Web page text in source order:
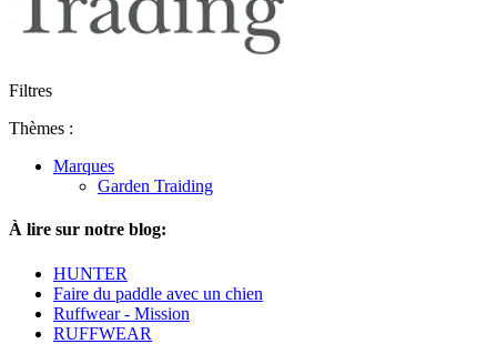
Filtres
Thèmes :
Marques
Garden Traiding
À lire sur notre blog:
HUNTER
Faire du paddle avec un chien
Ruffwear - Mission
RUFFWEAR